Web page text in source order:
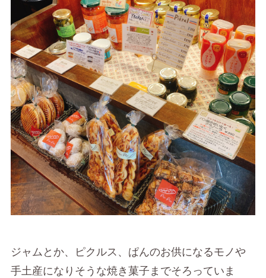
ジャムとか、ピクルス、ぱんのお供になるモノや
手土産になりそうな焼き菓子までそろっていま